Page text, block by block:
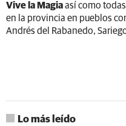
Vive la Magiaasí como
en la provincia en pueblos
Andrés del Rabanedo,
Lo más leído